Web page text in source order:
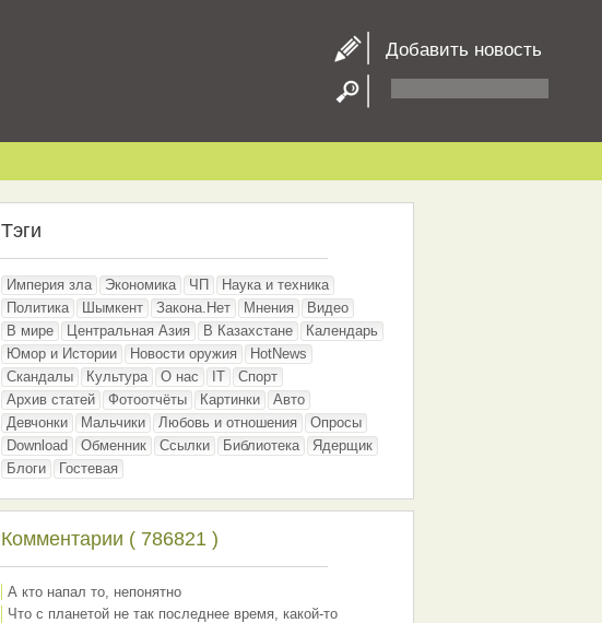
Добавить новость
Тэги
Империя зла Экономика ЧП
Наука и техника
Политика
Шымкент Закона.Нет Мнения
Видео
В мире
Центральная Азия В Казахстане
Календарь
Юмор и Истории
Новости оружия
HotNews
Скандалы
Культура О нас IT
Спорт
Архив статей
Фотоотчёты Картинки
Авто
Девчонки
Мальчики Любовь и отношения
Опросы
Download
Обменник Ссылки Библиотека
Ядерщик
Блоги
Гостевая
Комментарии ( 786821 )
А кто напал то, непонятно
Что с планетой не так последнее время, какой-то